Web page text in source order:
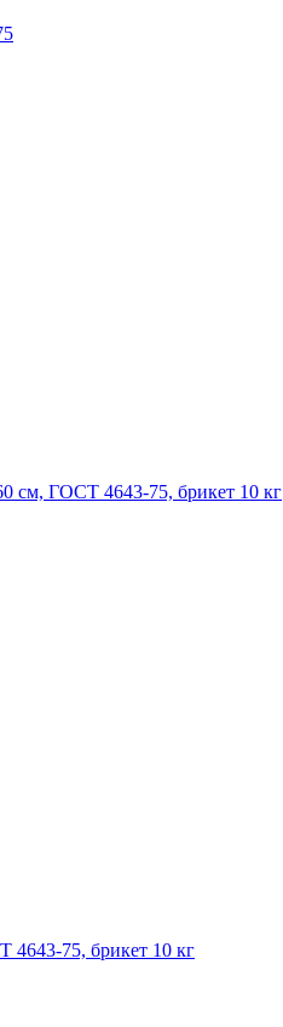
см, ГОСТ 4643-75, брикет 10 кг
4643-75, брикет 10 кг